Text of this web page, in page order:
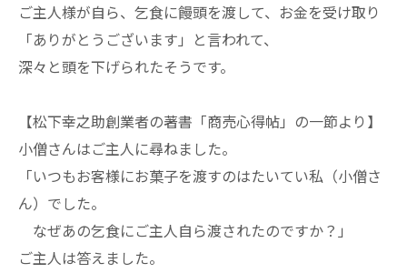
ご主人様が自ら、乞食に饅頭を渡して、お金を受け取り
「ありがとうございます」と言われて、
深々と頭を下げられたそうです。
【松下幸之助創業者の著書「商売心得帖」の一節より】
小僧さんはご主人に尋ねました。
「いつもお客様にお菓子を渡すのはたいてい私（小僧さ
ん）でした。
なぜあの乞食にご主人自ら渡されたのですか？」
ご主人は答えました。